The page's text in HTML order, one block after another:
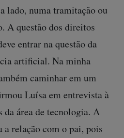
lado, numa tramitação ou
A questão dos direitos
entrar na questão da
artificial. Na minha
caminhar em um
Luísa em entrevista à
da área de tecnologia. A
a relação com o pai, pois